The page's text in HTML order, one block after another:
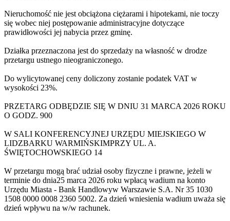
Nieruchomość nie jest obciążona ciężarami i hipotekami, nie toczy
się wobec niej postępowanie administracyjne dotyczące
prawidłowości jej nabycia przez gminę.
Działka przeznaczona jest do sprzedaży na własność w drodze
przetargu ustnego nieograniczonego.
Do wylicytowanej ceny doliczony zostanie podatek VAT w
wysokości 23%.
PRZETARG ODBĘDZIE SIĘ W DNIU 31 MARCA 2026 ROKU
O GODZ. 900
W SALI KONFERENCYJNEJ URZĘDU MIEJSKIEGO W
LIDZBARKU WARMIŃSKIMPRZY UL. A.
ŚWIĘTOCHOWSKIEGO 14
W przetargu mogą brać udział osoby fizyczne i prawne, jeżeli w
terminie do dnia25 marca 2026 roku wpłacą wadium na konto
Urzędu Miasta - Bank Handlowyw Warszawie S.A. Nr 35 1030
1508 0000 0008 2360 5002. Za dzień wniesienia wadium uważa się
dzień wpływu na w/w rachunek.